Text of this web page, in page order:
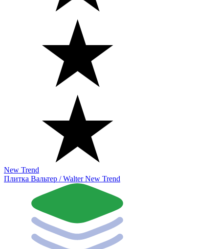
New Trend
Плитка Вальтер / Walter New Trend